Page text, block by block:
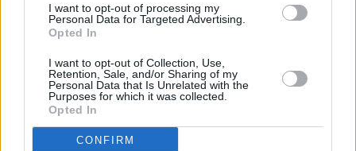
I want to opt-out of processing my
Personal Data for Targeted Advertising.
Opted In
I want to opt-out of Collection, Use,
Retention, Sale, and/or Sharing of my
Personal Data that Is Unrelated with the
Purposes for which it was collected.
Opted In
CONFIRM